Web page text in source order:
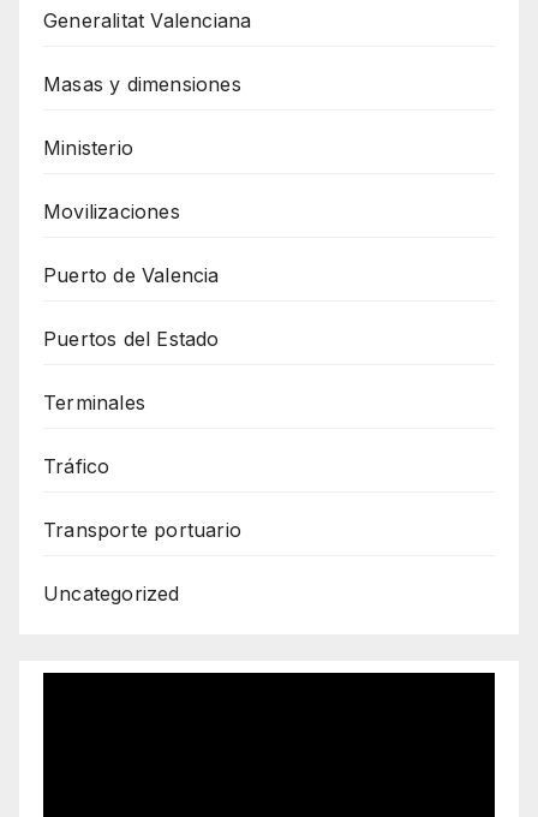
Generalitat Valenciana
Masas y dimensiones
Ministerio
Movilizaciones
Puerto de Valencia
Puertos del Estado
Terminales
Tráfico
Transporte portuario
Uncategorized